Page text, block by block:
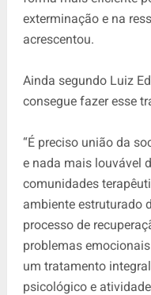
exterminação e na
acrescentou.
Ainda segundo Luiz
consegue fazer esse
“É preciso união da
e nada mais louvável
comunidades
ambiente estruturado
processo de
problemas
um tratamento
psicológico e